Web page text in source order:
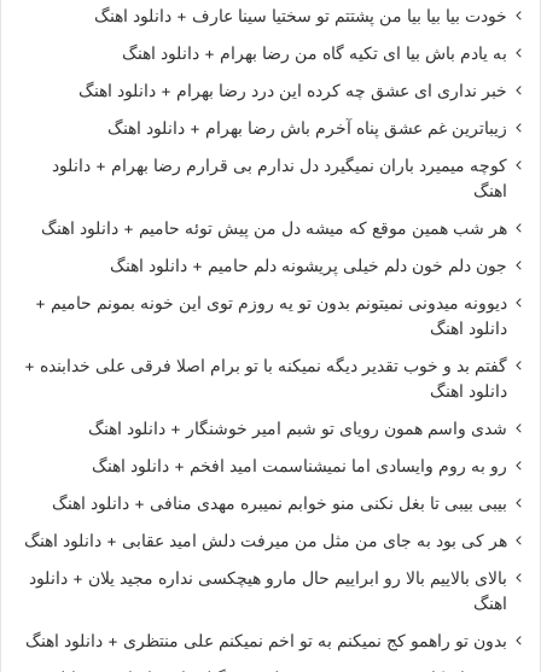
خودت بیا بیا بیا من پشتتم تو سختیا سینا عارف + دانلود اهنگ
به یادم باش بیا ای تکیه گاه من رضا بهرام + دانلود اهنگ
خبر نداری ای عشق چه کرده این درد رضا بهرام + دانلود اهنگ
زیباترین غم عشق پناه آخرم باش رضا بهرام + دانلود اهنگ
کوچه میمیرد باران نمیگیرد دل ندارم بی قرارم رضا بهرام + دانلود
اهنگ
هر شب همین موقع که میشه دل من پیش توئه حامیم + دانلود اهنگ
جون دلم خون دلم خیلی پریشونه دلم حامیم + دانلود اهنگ
دیوونه میدونی نمیتونم بدون تو یه روزم توی این خونه بمونم حامیم +
دانلود اهنگ
گفتم بد و خوب تقدیر دیگه نمیکنه با تو برام اصلا فرقی علی خدابنده +
دانلود اهنگ
شدی واسم همون رویای تو شبم امیر خوشنگار + دانلود اهنگ
رو به روم وایسادی اما نمیشناسمت امید افخم + دانلود اهنگ
بیبی بیبی تا بغل نکنی منو خوابم نمیبره مهدی منافی + دانلود اهنگ
هر کی بود به جای من مثل من میرفت دلش امید عقابی + دانلود اهنگ
بالای بالاییم بالا رو ابراییم حال مارو هیچکسی نداره مجید یلان + دانلود
اهنگ
بدون تو راهمو کج نمیکنم به تو اخم نمیکنم علی منتظری + دانلود اهنگ